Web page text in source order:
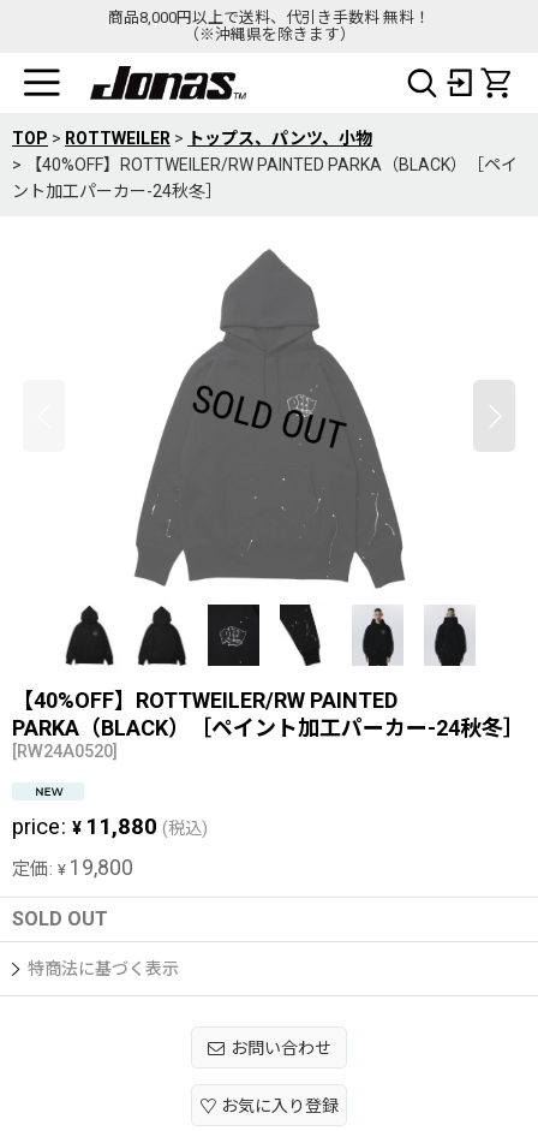
商品8,000円以上で送料、代引き手数料 無料！
（※沖縄県を除きます）
TOP > ROTTWEILER >
トップス、パンツ、小物
>
【40%OFF】ROTTWEILER/RW PAINTED PARKA（BLACK）［ペイ
ント加工パーカー-24秋冬］
【40%OFF】ROTTWEILER/RW PAINTED
PARKA（BLACK）［ペイント加工パーカー-24秋冬］
[RW24A0520]
price: ¥ 11,880 (税込)
定価: ¥ 19,800
SOLD OUT
特商法に基づく表示
お問い合わせ
お気に入り登録